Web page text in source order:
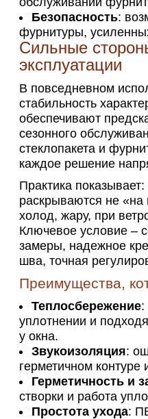
Безопасность:
фурнитуры,
Сильные
эксплуатации
В повседневном
стабильность
обеспечивают
сезонного
стеклопакета и
каждое решение
Практика
раскрываются не «на
холод, жару, при
Ключевое условие –
замеры, надежное
шва, точная
Преимущества,
Теплосбережение:
уплотнении и
у окна.
Звукоизоляция:
герметичном контуре
Герметичность и
створки и работа
Простота ухода: